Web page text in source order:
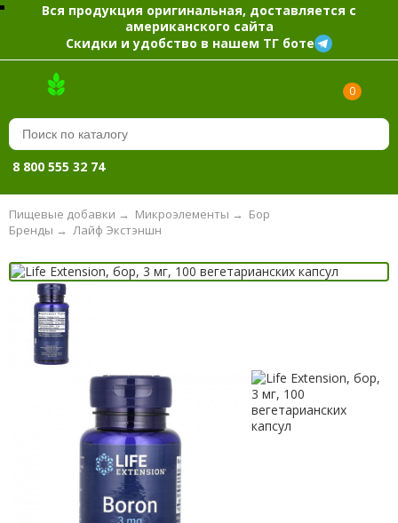
Вся продукция оригинальная, доставляется с
американского сайта
Скидки и удобство в нашем ТГ боте
0
8 800 555 32 74
Пищевые добавки → Микроэлементы → Бор
Лайф Экстэншн
Бренды →